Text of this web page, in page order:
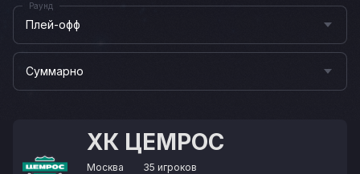
Плей-офф
Раунд
Суммарно
ХК ЦЕМРОС
Москва 35 игроков